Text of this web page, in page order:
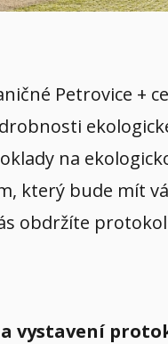
Petrovice +
na
který bude mít
obdržíte
vystavení